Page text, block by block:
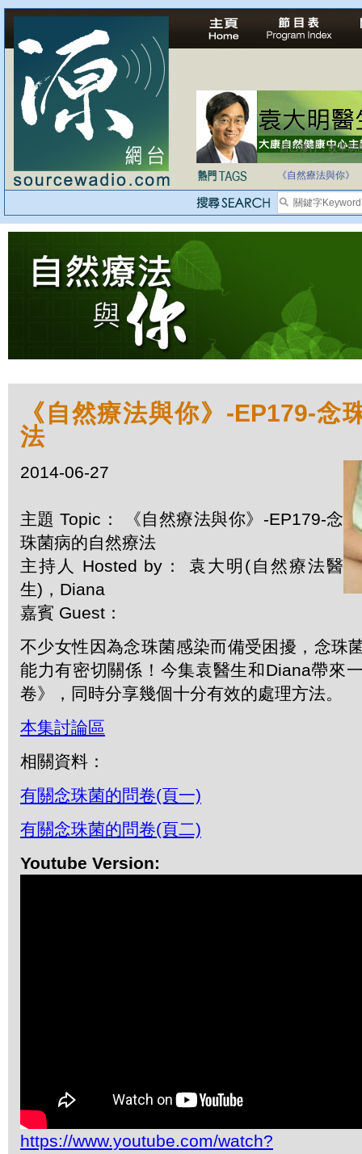
自己修行，改革制
《自然療法與你》
《自然療法與你》-EP179-念
法
2014-06-27
主題 Topic： 《自然療法與你》-EP179-念
珠菌病的自然療法
主持人 Hosted by： 袁大明(自然療法醫
生)，Diana
嘉賓 Guest：
不少女性因為念珠菌感染而備受困擾，念珠
能力有密切關係！今集袁醫生和Diana帶來
卷》，同時分享幾個十分有效的處理方法。
本集討論區
相關資料：
有關念珠菌的問卷(頁一)
有關念珠菌的問卷(頁二)
Youtube Version:
https://www.youtube.com/watch?